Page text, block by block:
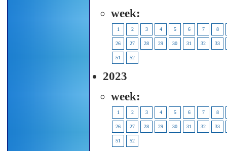
week:
1 2 3 4 5 6 7 8
26 27 28 29 30 31 32 33
51 52
2023
week:
1 2 3 4 5 6 7 8
26 27 28 29 30 31 32 33
51 52